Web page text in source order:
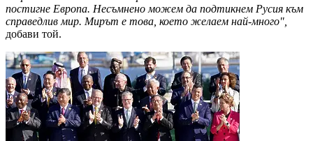
постигне Европа. Несъмнено можем да подтикнем Русия към
справедлив мир. Мирът е това, което желаем най-много",
добави той.